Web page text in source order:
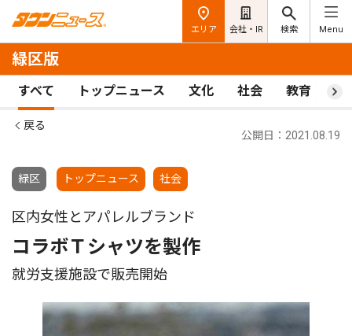
エリア 会社・IR 検索 Menu
緑区版
すべて トップニュース 文化 社会 教育 ス
戻る
緑区 トップニュース 社会
公開日：2021.08.19
区内女性とアパレルブランド
コラボＴシャツを製作
就労支援施設で販売開始